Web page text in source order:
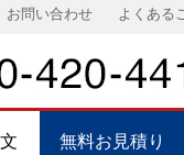
お問い合わせ よくある
無料お見積り